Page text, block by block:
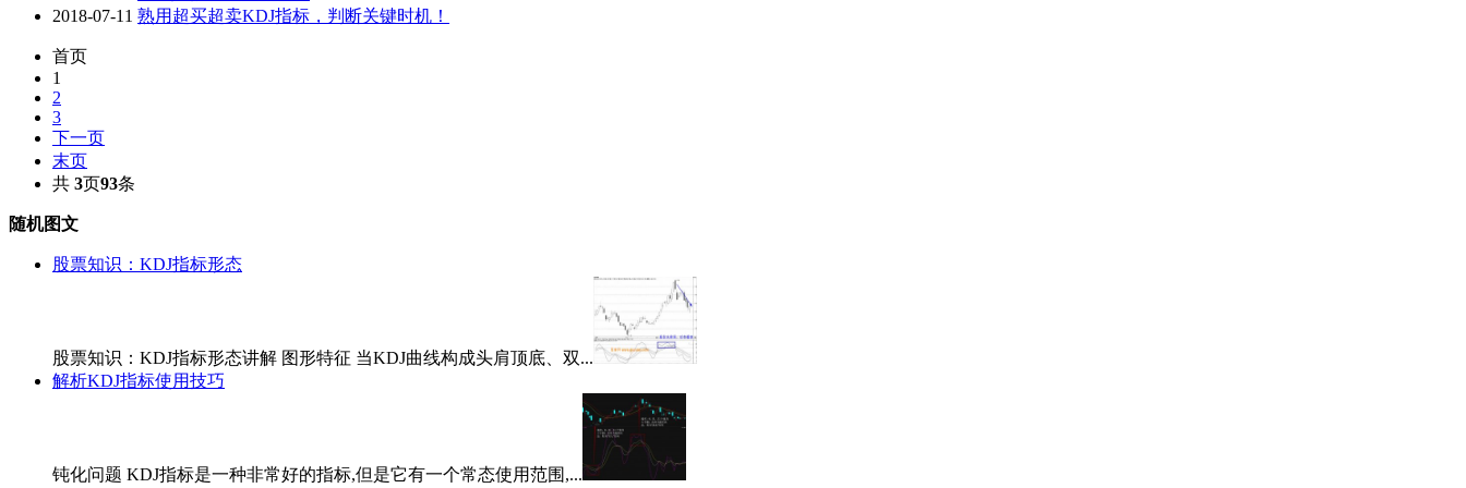
2018-07-11 熟用超买超卖KDJ指标，判断关键时机！
首页
1
2
3
下一页
末页
共 3页93条
随机图文
股票知识：KDJ指标形态
股票知识：KDJ指标形态讲解 图形特征 当KDJ曲线构成头肩顶底、双...
解析KDJ指标使用技巧
钝化问题 KDJ指标是一种非常好的指标,但是它有一个常态使用范围,...